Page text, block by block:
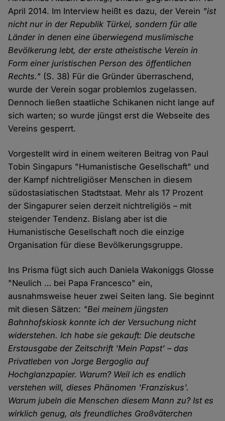
April 2014. Im Interview heißt es dazu, der Verein "ist
nicht nur in der Republik Türkei, sondern für alle
Länder in denen eine überwiegend muslimische
Bevölkerung lebt, der erste atheistische Verein in
Form einer juristischen Person des öffentlichen
Rechts." (S. 38) Für die Gründer überraschend,
wurde der Verein sogar problemlos zugelassen.
Dennoch ließen staatliche Schikanen nicht lange auf
sich warten; so wurde jüngst erst die Webseite des
Vereins gesperrt.
Vorgestellt wird in einem weiteren Beitrag von Paul
Tobin Singapurs "Humanistische Gesellschaft" und
der Kampf nichtreligiöser Menschen in diesem
südostasiatischen Stadtstaat. Mehr als 17 Prozent
der Singapurer seien derzeit nichtreligiös – mit
steigender Tendenz. Bislang aber ist die
Humanistische Gesellschaft noch die einzige
Organisation für diese Bevölkerungsgruppe.
Ins Prisma fügt sich auch Daniela Wakoniggs Glosse
"Neulich … bei Papa Francesco" ein,
ausnahmsweise heuer zwei Seiten lang. Sie beginnt
mit diesen Sätzen: "Bei meinem jüngsten
Bahnhofskiosk konnte ich der Versuchung nicht
widerstehen. Ich habe sie gekauft: Die deutsche
Erstausgabe der Zeitschrift 'Mein Papst' – das
Privatleben von Jorge Bergoglio auf
Hochglanzpapier. Warum? Weil ich es endlich
verstehen will, dieses Phänomen 'Franziskus'.
Warum jubeln die Menschen diesem Mann zu? Ist es
wirklich genug, als freundliches Großväterchen